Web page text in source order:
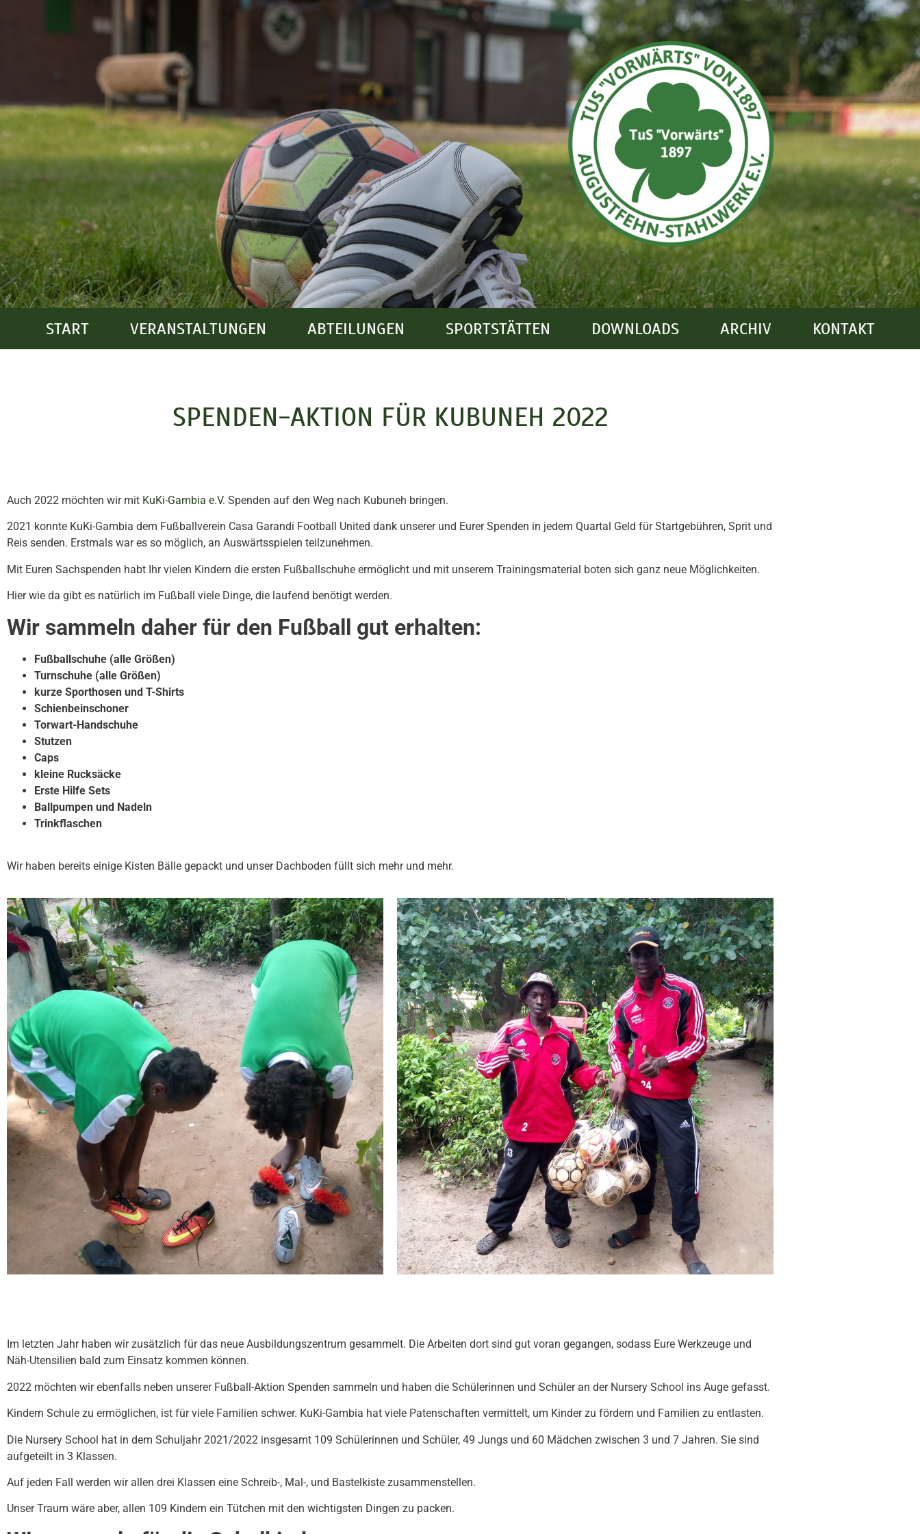
START VERANSTALTUNGEN ABTEILUNGEN SPORTSTÄTTEN DOWNLOADS ARCHIV KONTAKT
SPENDEN-AKTION FÜR KUBUNEH 2022
Auch 2022 möchten wir mit KuKi-Gambia e.V. Spenden auf den Weg nach Kubuneh bringen.
2021 konnte KuKi-Gambia dem Fußballverein Casa Garandi Football United dank unserer und Eurer Spenden in jedem Quartal Geld für Startgebühren, Sprit und
Reis senden. Erstmals war es so möglich, an Auswärtsspielen teilzunehmen.
Mit Euren Sachspenden habt Ihr vielen Kindern die ersten Fußballschuhe ermöglicht und mit unserem Trainingsmaterial boten sich ganz neue Möglichkeiten.
Hier wie da gibt es natürlich im Fußball viele Dinge, die laufend benötigt werden.
Wir sammeln daher für den Fußball gut erhalten:
Fußballschuhe (alle Größen)
Turnschuhe (alle Größen)
kurze Sporthosen und T-Shirts
Schienbeinschoner
Torwart-Handschuhe
Stutzen
Caps
kleine Rucksäcke
Erste Hilfe Sets
Ballpumpen und Nadeln
Trinkflaschen
Wir haben bereits einige Kisten Bälle gepackt und unser Dachboden füllt sich mehr und mehr.
Im letzten Jahr haben wir zusätzlich für das neue Ausbildungszentrum gesammelt. Die Arbeiten dort sind gut voran gegangen, sodass Eure Werkzeuge und
Näh-Utensilien bald zum Einsatz kommen können.
2022 möchten wir ebenfalls neben unserer Fußball-Aktion Spenden sammeln und haben die Schülerinnen und Schüler an der Nursery School ins Auge gefasst.
Kindern Schule zu ermöglichen, ist für viele Familien schwer. KuKi-Gambia hat viele Patenschaften vermittelt, um Kinder zu fördern und Familien zu entlasten.
Die Nursery School hat in dem Schuljahr 2021/2022 insgesamt 109 Schülerinnen und Schüler, 49 Jungs und 60 Mädchen zwischen 3 und 7 Jahren. Sie sind
aufgeteilt in 3 Klassen.
Auf jeden Fall werden wir allen drei Klassen eine Schreib-, Mal-, und Bastelkiste zusammenstellen.
Unser Traum wäre aber, allen 109 Kindern ein Tütchen mit den wichtigsten Dingen zu packen.